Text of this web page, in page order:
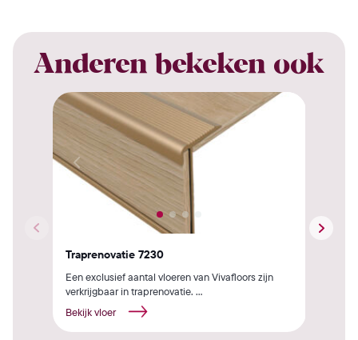
Anderen bekeken ook
Traprenovatie 7230
Een exclusief aantal vloeren van Vivafloors zijn
verkrijgbaar in traprenovatie. ...
Bekijk vloer